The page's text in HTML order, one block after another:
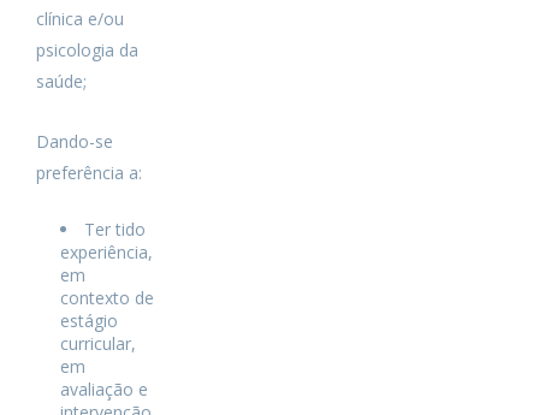
clínica e/ou
psicologia da
saúde;
Dando-se
preferência a:
Ter tido
experiência,
em
contexto de
estágio
curricular,
em
avaliação e